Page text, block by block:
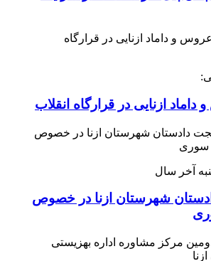
ازنایی در قرارگاه انقلاب
آخر سال
شهرستان ازنا در خصوص